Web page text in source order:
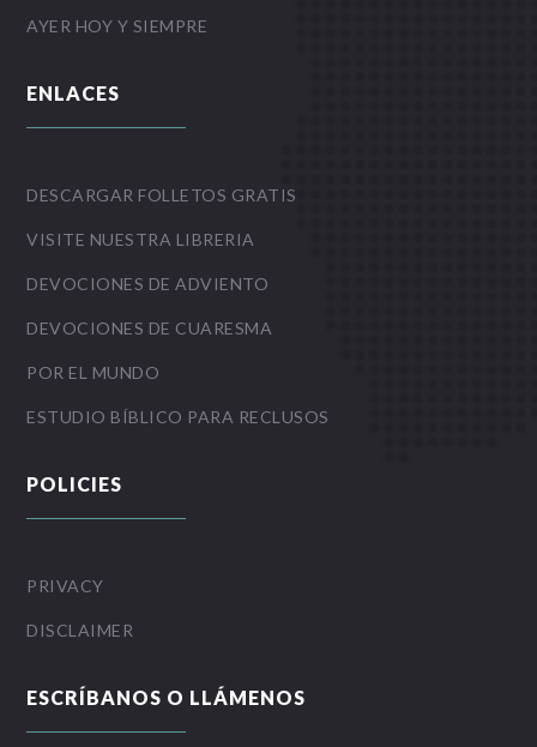
AYER HOY Y SIEMPRE
ENLACES
DESCARGAR FOLLETOS GRATIS
VISITE NUESTRA LIBRERIA
DEVOCIONES DE ADVIENTO
DEVOCIONES DE CUARESMA
POR EL MUNDO
ESTUDIO BÍBLICO PARA RECLUSOS
POLICIES
PRIVACY
DISCLAIMER
ESCRÍBANOS O LLÁMENOS